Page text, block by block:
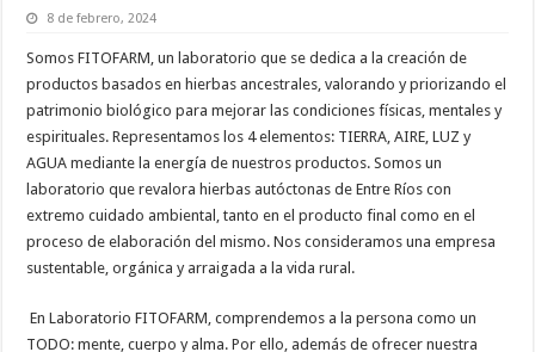
8 de febrero, 2024
Somos FITOFARM, un laboratorio que se dedica a la creación de
productos basados en hierbas ancestrales, valorando y priorizando el
patrimonio biológico para mejorar las condiciones físicas, mentales y
espirituales. Representamos los 4 elementos: TIERRA, AIRE, LUZ y
AGUA mediante la energía de nuestros productos. Somos un
laboratorio que revalora hierbas autóctonas de Entre Ríos con
extremo cuidado ambiental, tanto en el producto final como en el
proceso de elaboración del mismo. Nos consideramos una empresa
sustentable, orgánica y arraigada a la vida rural.
En Laboratorio FITOFARM, comprendemos a la persona como un
TODO: mente, cuerpo y alma. Por ello, además de ofrecer nuestra